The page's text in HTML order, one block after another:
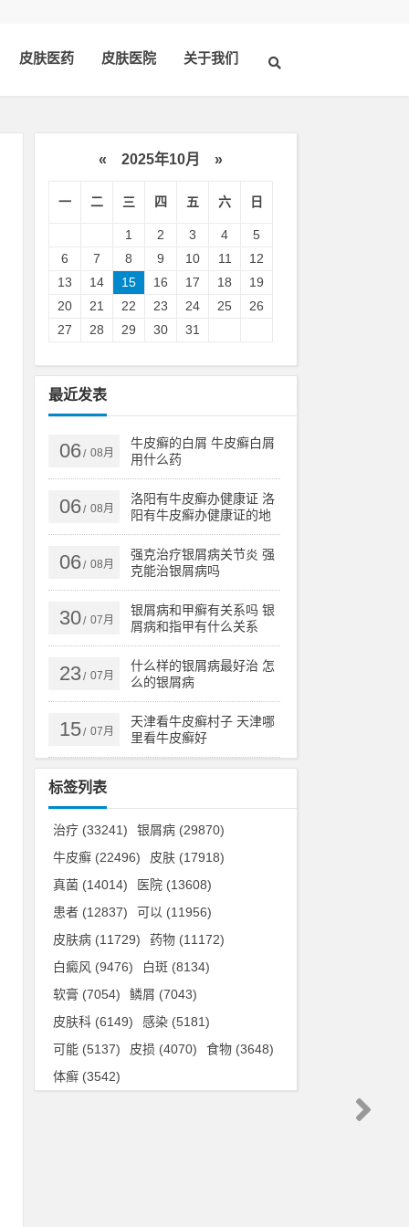
皮肤医药 皮肤医院 关于我们
« 2025年10月 »
一 二 三 四 五 六 日
1 2 3 4
5
6
7 8 9 10 11
12
13
14 15 16 17 18
19
20
21 22 23 24 25
26
27
28 29 30 31
最近发表
06/ 08月
牛皮癣的白屑 牛皮癣白屑
用什么药
06/ 08月
洛阳有牛皮癣办健康证 洛
阳有牛皮癣办健康证的地
方吗
06/ 08月
强克治疗银屑病关节炎 强
克能治银屑病吗
30/ 07月
银屑病和甲癣有关系吗 银
屑病和指甲有什么关系
23/ 07月
什么样的银屑病最好治 怎
么的银屑病
15/ 07月
天津看牛皮癣村子 天津哪
里看牛皮癣好
标签列表
治疗 (33241) 银屑病 (29870)
牛皮癣 (22496) 皮肤 (17918)
真菌 (14014) 医院 (13608)
患者 (12837) 可以 (11956)
皮肤病 (11729) 药物 (11172)
白癜风 (9476) 白斑 (8134)
软膏 (7054) 鳞屑 (7043)
皮肤科 (6149) 感染 (5181)
可能 (5137) 皮损 (4070) 食物 (3648)
体癣 (3542)